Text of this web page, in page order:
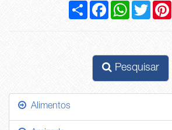
Compartilhar
FacebookWhatsApp
Twitter
Pesquisar
Alimentos